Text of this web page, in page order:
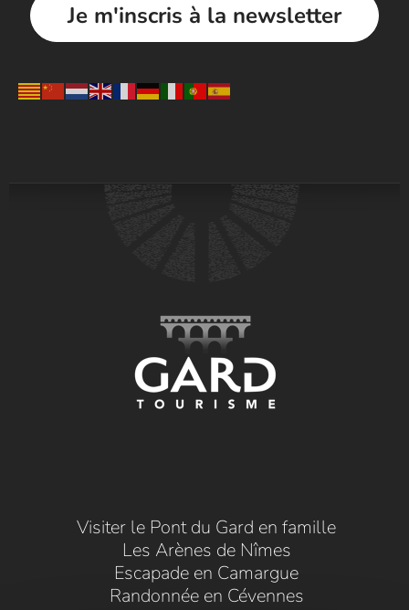
Je m'inscris à la newsletter
Visiter le Pont du Gard en famille
Les Arènes de Nîmes
Escapade en Camargue
Randonnée en Cévennes